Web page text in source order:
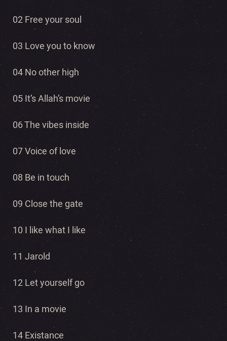
02 Free your soul
03 Love you to know
04 No other high
05 It’s Allah’s movie
06 The vibes inside
07 Voice of love
08 Be in touch
09 Close the gate
10 I like what I like
11 Jarold
12 Let yourself go
13 In a movie
14 Existance